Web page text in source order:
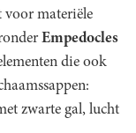
materiële
Empedocles
die ook
zwarte gal, lucht